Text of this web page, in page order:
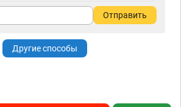
Отправить
Другие способы